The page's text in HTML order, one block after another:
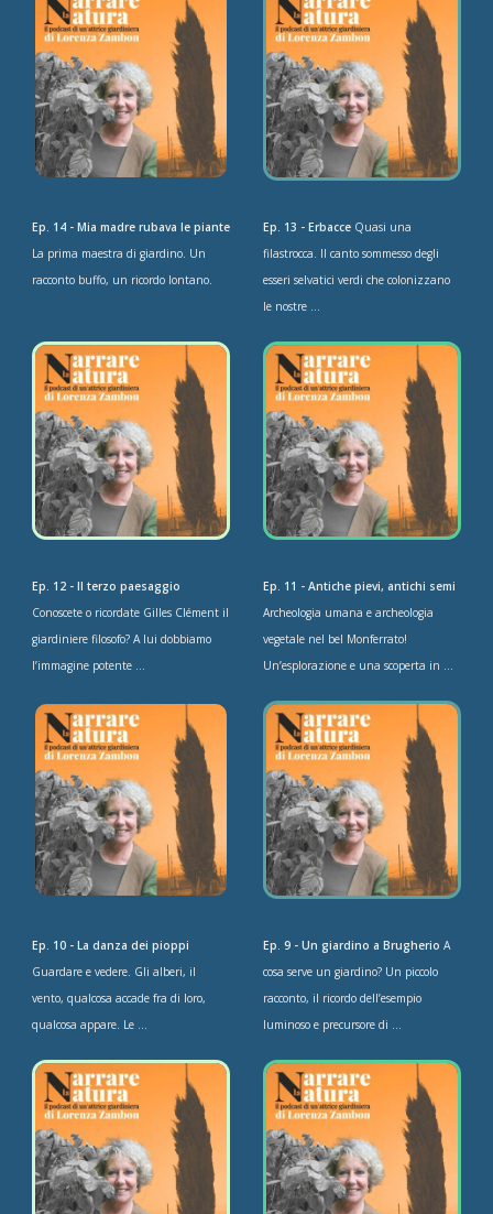
Ep. 14 - Mia madre rubava le piante
La prima maestra di giardino. Un
racconto buffo, un ricordo lontano.
Ep. 13 - ErbacceQuasi una
filastrocca. Il canto sommesso degli
esseri selvatici verdi che colonizzano
le nostre ...
Ep. 12 - Il terzo paesaggio
Conoscete o ricordate Gilles Clément il
giardiniere filosofo? A lui dobbiamo
l’immagine potente ...
Ep. 11 - Antiche pievi, antichi semi
Archeologia umana e archeologia
vegetale nel bel Monferrato!
Un’esplorazione e una scoperta in ...
Ep. 10 - La danza dei pioppi
Guardare e vedere. Gli alberi, il
vento, qualcosa accade fra di loro,
qualcosa appare. Le ...
Ep. 9 - Un giardino a Brugherio A
cosa serve un giardino? Un piccolo
racconto, il ricordo dell’esempio
luminoso e precursore di ...